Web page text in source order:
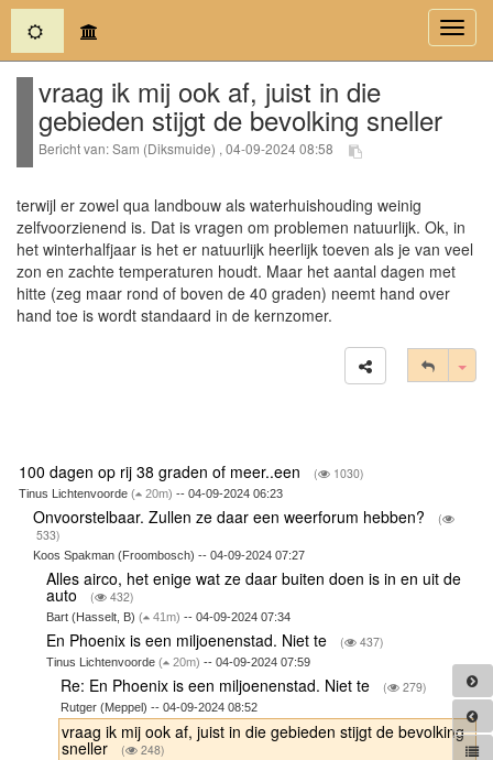
(current)
vraag ik mij ook af, juist in die
gebieden stijgt de bevolking sneller
Bericht van: Sam (Diksmuide) , 04-09-2024 08:58
terwijl er zowel qua landbouw als waterhuishouding weinig
zelfvoorzienend is. Dat is vragen om problemen natuurlijk. Ok, in
het winterhalfjaar is het er natuurlijk heerlijk toeven als je van veel
zon en zachte temperaturen houdt. Maar het aantal dagen met
hitte (zeg maar rond of boven de 40 graden) neemt hand over
hand toe is wordt standaard in de kernzomer.
100 dagen op rij 38 graden of meer..een ( 1030)
Tinus Lichtenvoorde ( 20m) -- 04-09-2024 06:23
Onvoorstelbaar. Zullen ze daar een weerforum hebben?
(
533)
Koos Spakman (Froombosch) -- 04-09-2024 07:27
Alles airco, het enige wat ze daar buiten doen is in en uit de
auto ( 432)
Bart (Hasselt, B)( 41m) -- 04-09-2024 07:34
En Phoenix is een miljoenenstad. Niet te ( 437)
Tinus Lichtenvoorde( 20m) -- 04-09-2024 07:59
Re: En Phoenix is een miljoenenstad. Niet te ( 279)
Rutger (Meppel) -- 04-09-2024 08:52
vraag ik mij ook af, juist in die gebieden stijgt de bevolking
sneller ( 248)